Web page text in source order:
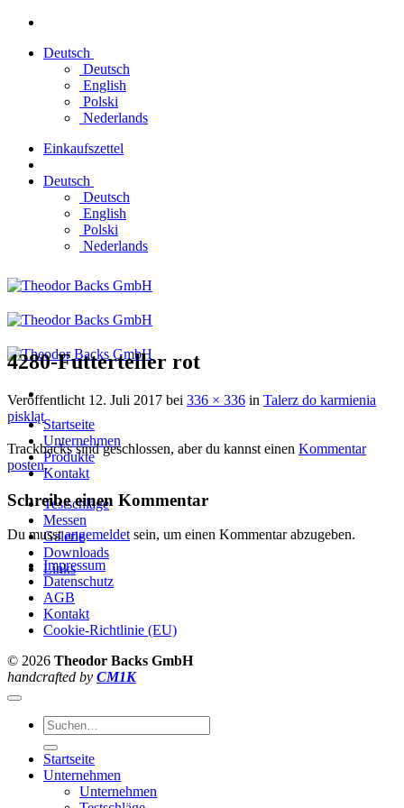
Zum
springenDeutsch
Deutsch
English
Polski
Nederlands
Einkaufszettel
Deutsch
Deutsch
English
Polski
Nederlands
Startseite
Unternehmen
Produkte
Kontakt
Testschläge
Messen
Galerie
Downloads
Links
4280-Futterteller rot
Veröffentlicht 12. Juli 2017 bei 336 × 336 in Talerz do karmienia
piskląt
Trackbacks sind geschlossen, aber du kannst einen Kommentar
posten.
Schreibe einen Kommentar
Du musstangemeldet sein, um einen Kommentar abzugeben.
Impressum
Datenschutz
AGB
Kontakt
Cookie-Richtlinie (EU)
© 2026 Theodor Backs GmbH
handcrafted by CM1K
Suche
nach:
Startseite
Unternehmen
Unternehmen